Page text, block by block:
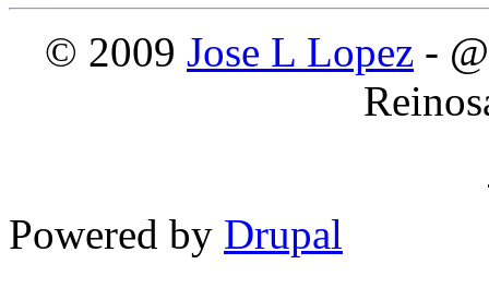
© 2009 Jose L Lopez -
Powered by Drupal